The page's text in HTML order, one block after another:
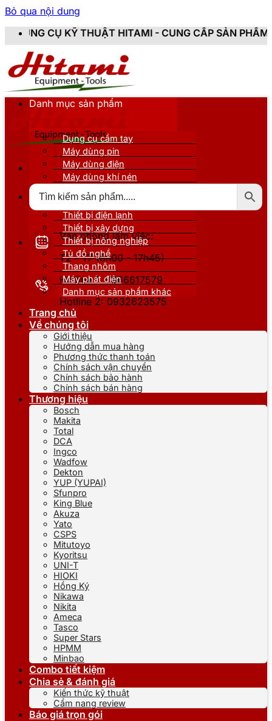
Bỏ qua nội dung
HITAMI - CUNG CẤP SẢN PHẨM CHÍNH HÃNG,
Văn phòng làm việc:
T2 - T7 (8h00 - 17h45)
Hotline 1: 0866617579
Hotline 2: 0932623575
Danh mục sản phẩm
Dụng cụ cầm tay
Máy dùng pin
Máy dùng điện
Máy dùng khí nén
Thiết bị nâng đỡ
Thiết bị điện lạnh
Thiết bị xây dựng
Thiết bị nông nghiệp
Tủ đồ nghề
Thang nhôm
Máy phát điện
Danh mục sản phẩm khác
Trang chủ
Về chúng tôi
Giới thiệu
Hướng dẫn mua hàng
Phương thức thanh toán
Chính sách vận chuyển
Chính sách bảo hành
Chính sách bán hàng
Thương hiệu
Bosch
Makita
Total
DCA
Ingco
Wadfow
Dekton
YUP (YUPAI)
Sfunpro
King Blue
Akuza
Yato
CSPS
Mitutoyo
Kyoritsu
UNI-T
HIOKI
Hồng Ký
Nikawa
Nikita
Ameca
Tasco
Super Stars
HPMM
Minbao
Combo tiết kiệm
Chia sẻ & đánh giá
Kiến thức kỹ thuật
Cẩm nang review
Báo giá trọn gói